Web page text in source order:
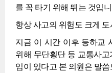
를 꼭 타기 위해 뛰는 것입
항상 사고의 위험도 크게
지금 이 시간 이후 등하교
위해 무단횡단 등 교통사
임이 있다고 본 의원은 말